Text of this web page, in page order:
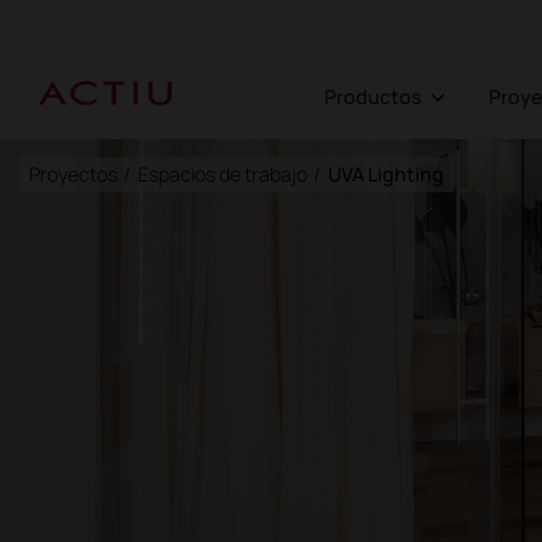
Productos
Proyectos / Espacios de trabajo / UVA Lighting